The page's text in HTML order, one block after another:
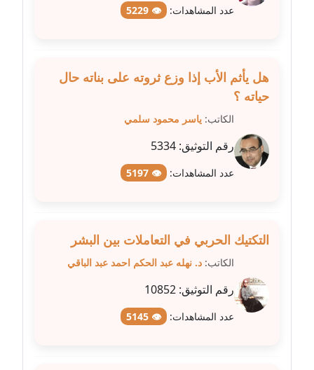
مدونة سلوى بدران
عاملة
عاملة
مدونة سماح حامد
عاملة
مدونة سمير حماد
مدونة سهام كمال
عدد المشاهدات: 👁 5229
هل يأثم الأب إذا وزع ثروته على بناته حال
حياته ؟
الكاتب: ياسر محمود سلمي
رقم التوثيق: 5334
عدد المشاهدات: 👁 5197
التكتيك الحربي في التعاملات بين البشر
الكاتب: د. نهله عبد الحكم احمد عبد الباقي
رقم التوثيق: 10852
عدد المشاهدات: 👁 5145